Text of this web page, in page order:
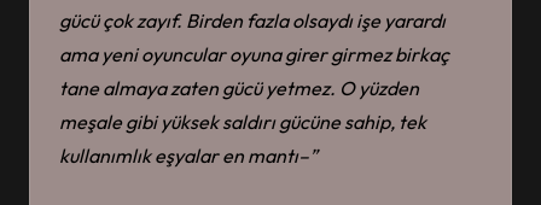
gücü çok zayıf. Birden fazla olsaydı işe yarardı
ama yeni oyuncular oyuna girer girmez birkaç
tane almaya zaten gücü yetmez. O yüzden
meşale gibi yüksek saldırı gücüne sahip, tek
kullanımlık eşyalar en mantı–”